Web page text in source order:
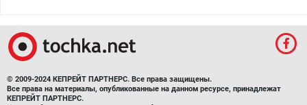
© 2009-2024 КЕПРЕЙТ ПАРТНЕРС. Все права защищены.
Все права на материалы, опубликованные на данном ресурсе, принадлежат
КЕПРЕЙТ ПАРТНЕРС.